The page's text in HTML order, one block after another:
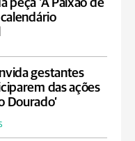
peça 'A Paixão de
gestantes
das ações
Dourado’